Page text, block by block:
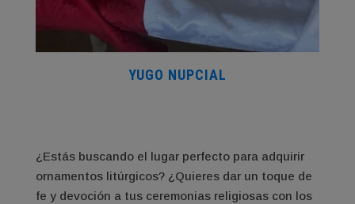
YUGO NUPCIAL
¿Estás buscando el lugar perfecto para adquirir
ornamentos litúrgicos? ¿Quieres dar un toque de
fe y devoción a tus ceremonias religiosas con los